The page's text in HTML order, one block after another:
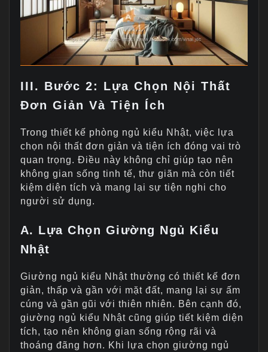
III. Bước 2: Lựa Chọn Nội Thất
Đơn Giản Và Tiện Ích
Trong thiết kế phòng ngủ kiểu Nhật, việc lựa
chọn nội thất đơn giản và tiện ích đóng vai trò
quan trọng. Điều này không chỉ giúp tạo nên
không gian sống tinh tế, thư giãn mà còn tiết
kiệm diện tích và mang lại sự tiện nghi cho
người sử dụng.
A. Lựa Chọn Giường Ngủ Kiểu
Nhật
Giường ngủ kiểu Nhật thường có thiết kế đơn
giản, thấp và gần với mặt đất, mang lại sự ấm
cúng và gần gũi với thiên nhiên. Bên cạnh đó,
giường ngủ kiểu Nhật cũng giúp tiết kiệm diện
tích, tạo nên không gian sống rộng rãi và
thoáng đãng hơn. Khi lựa chọn giường ngủ